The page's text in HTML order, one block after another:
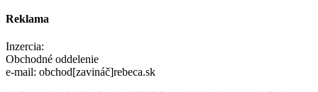
Reklama
Inzercia:
Obchodné oddelenie
e-mail: obchod[zavináč]rebeca.sk